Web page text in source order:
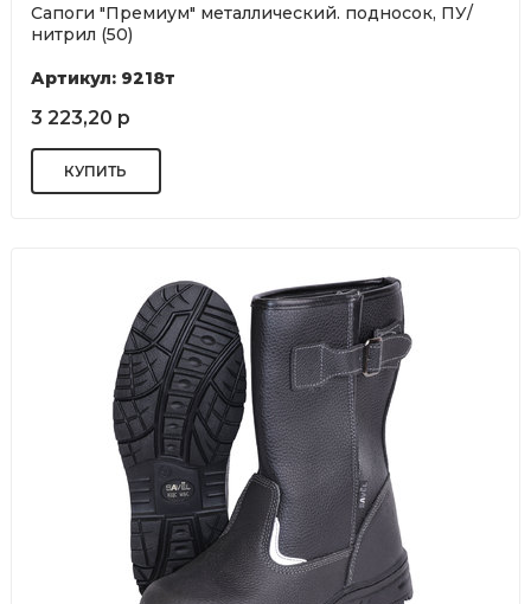
Сапоги "Премиум" металлический. подносок, ПУ/
нитрил (50)
Артикул: 9218т
3 223,20 р